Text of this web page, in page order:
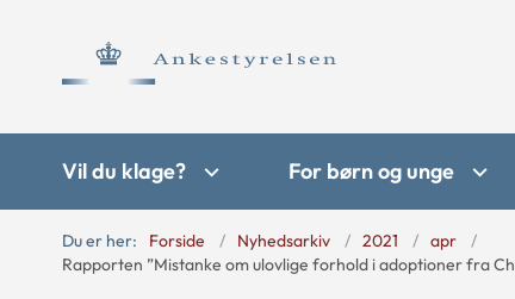
Vil du klage? For børn og unge
Du er her: Forside Nyhedsarkiv 2021
apr
Rapporten ”Mistanke om ulovlige forhold i adoptioner fra